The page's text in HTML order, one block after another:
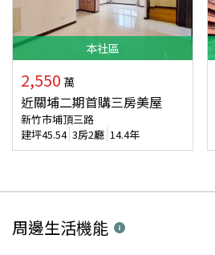
本社區
2,550 萬
近關埔二期首購三房美屋
新竹市埔頂三路
建坪45.54 3房2廳 14.4年
周邊生活機能